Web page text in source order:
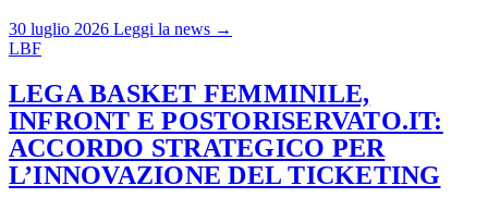
30 luglio 2026 Leggi la news →
LBF
LEGA BASKET FEMMINILE,
INFRONT E POSTORISERVATO.IT:
ACCORDO STRATEGICO PER
L’INNOVAZIONE DEL TICKETING